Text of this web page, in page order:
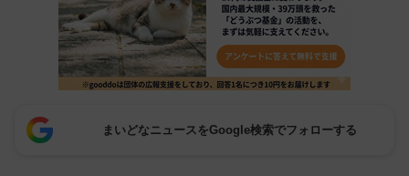
まいどなニュースをGoogle検索でフォローする